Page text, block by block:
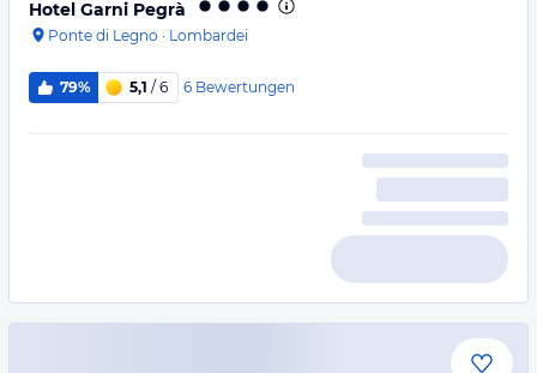
Hotel Garni Pegrà
Ponte di Legno · Lombardei
79% 5,1 / 6 6 Bewertungen